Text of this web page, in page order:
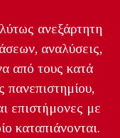
ανεξάρτητη
αναλύσεις,
από τους κατά
πανεπιστημίου,
επιστήμονες με
καταπιάνονται.